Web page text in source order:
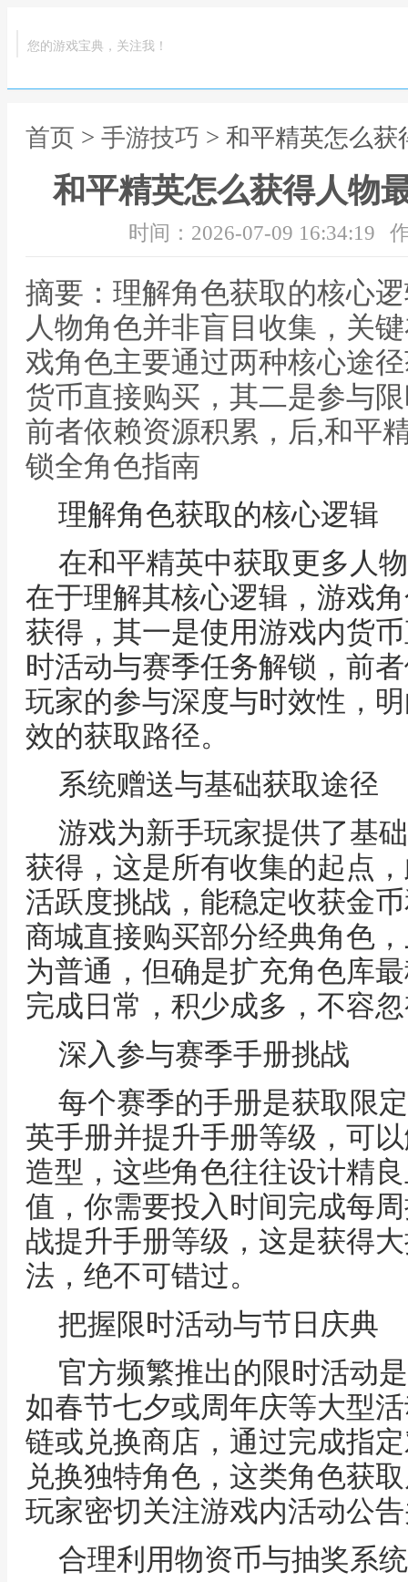
您的游戏宝典，关注我！
首页 > 手游技巧 > 和平精英怎么
和平精英怎么获得人物
时间：2026-07-09 16:34:19
摘要：理解角色获取的核心
人物角色并非盲目收集，关
戏角色主要通过两种核心途
货币直接购买，其二是参与
前者依赖资源积累，后,和平
锁全角色指南
理解角色获取的核心逻辑
在和平精英中获取更多人
在于理解其核心逻辑，游戏
获得，其一是使用游戏内货
时活动与赛季任务解锁，前
玩家的参与深度与时效性，
效的获取路径。
系统赠送与基础获取途径
游戏为新手玩家提供了基
获得，这是所有收集的起点
活跃度挑战，能稳定收获金
商城直接购买部分经典角色
为普通，但确是扩充角色库
完成日常，积少成多，不容
深入参与赛季手册挑战
每个赛季的手册是获取限
英手册并提升手册等级，可
造型，这些角色往往设计精
值，你需要投入时间完成每
战提升手册等级，这是获得
法，绝不可错过。
把握限时活动与节日庆典
官方频繁推出的限时活动
如春节七夕或周年庆等大型
链或兑换商店，通过完成指
兑换独特角色，这类角色获
玩家密切关注游戏内活动公
合理利用物资币与抽奖系统